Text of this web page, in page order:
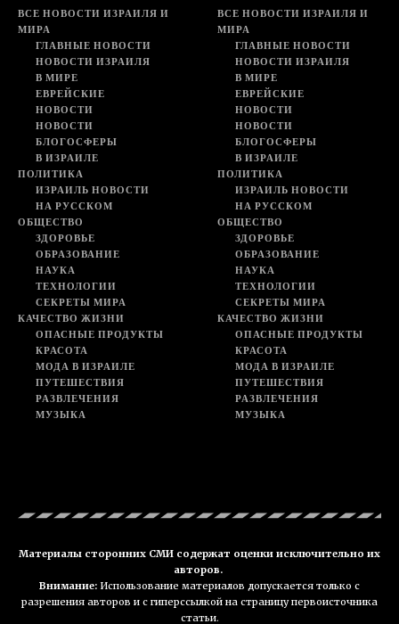
ВСЕ НОВОСТИ ИЗРАИЛЯ И
МИРА
ГЛАВНЫЕ НОВОСТИ
НОВОСТИ ИЗРАИЛЯ
В МИРЕ
ЕВРЕЙСКИЕ
НОВОСТИ
НОВОСТИ
БЛОГОСФЕРЫ
В ИЗРАИЛЕ
ПОЛИТИКА
ИЗРАИЛЬ НОВОСТИ
НА РУССКОМ
ОБЩЕСТВО
ЗДОРОВЬЕ
ОБРАЗОВАНИЕ
НАУКА
ТЕХНОЛОГИИ
СЕКРЕТЫ МИРА
КАЧЕСТВО ЖИЗНИ
ОПАСНЫЕ ПРОДУКТЫ
КРАСОТА
МОДА В ИЗРАИЛЕ
ПУТЕШЕСТВИЯ
РАЗВЛЕЧЕНИЯ
МУЗЫКА
ВСЕ НОВОСТИ ИЗРАИЛЯ И
МИРА
ГЛАВНЫЕ НОВОСТИ
НОВОСТИ ИЗРАИЛЯ
В МИРЕ
ЕВРЕЙСКИЕ
НОВОСТИ
НОВОСТИ
БЛОГОСФЕРЫ
В ИЗРАИЛЕ
ПОЛИТИКА
ИЗРАИЛЬ НОВОСТИ
НА РУССКОМ
ОБЩЕСТВО
ЗДОРОВЬЕ
ОБРАЗОВАНИЕ
НАУКА
ТЕХНОЛОГИИ
СЕКРЕТЫ МИРА
КАЧЕСТВО ЖИЗНИ
ОПАСНЫЕ ПРОДУКТЫ
КРАСОТА
МОДА В ИЗРАИЛЕ
ПУТЕШЕСТВИЯ
РАЗВЛЕЧЕНИЯ
МУЗЫКА
Материалы сторонних СМИ содержат оценки исключительно их
авторов.
Внимание: Использование материалов допускается только с
разрешения авторов и с гиперссылкой на страницу первоисточника
статьи.